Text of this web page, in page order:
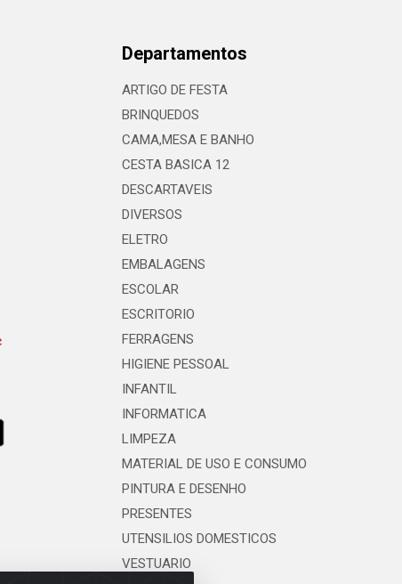
Departamentos
ARTIGO DE FESTA
BRINQUEDOS
CAMA,MESA E BANHO
CESTA BASICA 12
DESCARTAVEIS
DIVERSOS
ELETRO
EMBALAGENS
ESCOLAR
ESCRITORIO
FERRAGENS
HIGIENE PESSOAL
INFANTIL
INFORMATICA
LIMPEZA
MATERIAL DE USO E CONSUMO
PINTURA E DESENHO
PRESENTES
UTENSILIOS DOMESTICOS
VESTUARIO